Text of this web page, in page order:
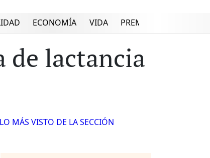
ECONOMÍA VIDA PREMIUM
de lactancia
LO MÁS VISTO DE LA SECCIÓN